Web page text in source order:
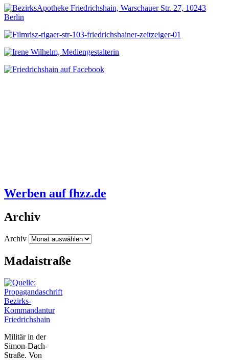
Werben auf fhzz.de
Archiv
Archiv
Madaistraße
Bezirks-
Kommandantur
Friedrichshain
Militär in der
Simon-Dach-
Straße. Von